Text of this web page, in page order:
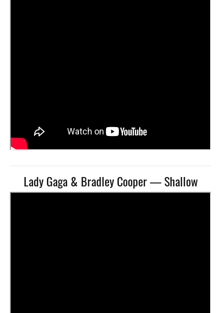
Lady Gaga & Bradley Cooper — Shallow